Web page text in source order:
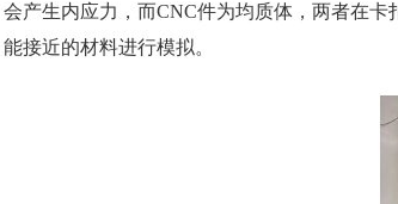
会产生内应力，而CNC件为均质体，两者在
能接近的材料进行模拟。